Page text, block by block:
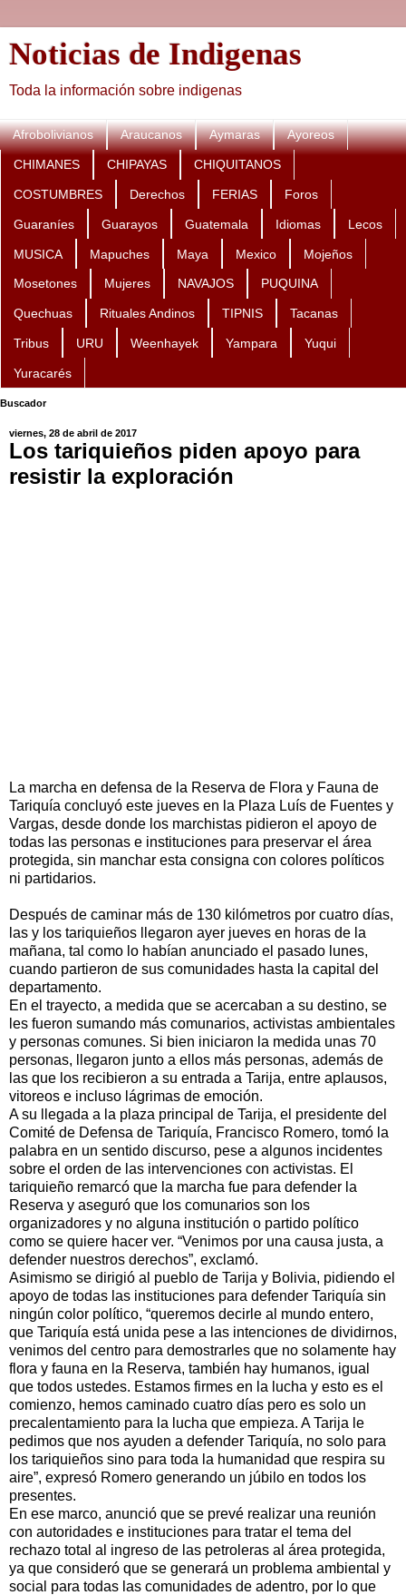
Noticias de Indigenas
Toda la información sobre indigenas
Afrobolivianos Araucanos Aymaras Ayoreos
CHIMANES CHIPAYAS CHIQUITANOS
COSTUMBRES Derechos FERIAS Foros
Guaraníes Guarayos Guatemala Idiomas Lecos
MUSICA Mapuches Maya Mexico Mojeños
Mosetones Mujeres NAVAJOS PUQUINA
Quechuas Rituales Andinos TIPNIS Tacanas
Tribus URU Weenhayek Yampara Yuqui
Yuracarés
Buscador
viernes, 28 de abril de 2017
Los tariquieños piden apoyo para
resistir la exploración
La marcha en defensa de la Reserva de Flora y Fauna de
Tariquía concluyó este jueves en la Plaza Luís de Fuentes y
Vargas, desde donde los marchistas pidieron el apoyo de
todas las personas e instituciones para preservar el área
protegida, sin manchar esta consigna con colores políticos
ni partidarios.
Después de caminar más de 130 kilómetros por cuatro días,
las y los tariquieños llegaron ayer jueves en horas de la
mañana, tal como lo habían anunciado el pasado lunes,
cuando partieron de sus comunidades hasta la capital del
departamento.
En el trayecto, a medida que se acercaban a su destino, se
les fueron sumando más comunarios, activistas ambientales
y personas comunes. Si bien iniciaron la medida unas 70
personas, llegaron junto a ellos más personas, además de
las que los recibieron a su entrada a Tarija, entre aplausos,
vitoreos e incluso lágrimas de emoción.
A su llegada a la plaza principal de Tarija, el presidente del
Comité de Defensa de Tariquía, Francisco Romero, tomó la
palabra en un sentido discurso, pese a algunos incidentes
sobre el orden de las intervenciones con activistas. El
tariquieño remarcó que la marcha fue para defender la
Reserva y aseguró que los comunarios son los
organizadores y no alguna institución o partido político
como se quiere hacer ver. “Venimos por una causa justa, a
defender nuestros derechos”, exclamó.
Asimismo se dirigió al pueblo de Tarija y Bolivia, pidiendo el
apoyo de todas las instituciones para defender Tariquía sin
ningún color político, “queremos decirle al mundo entero,
que Tariquía está unida pese a las intenciones de dividirnos,
venimos del centro para demostrarles que no solamente hay
flora y fauna en la Reserva, también hay humanos, igual
que todos ustedes. Estamos firmes en la lucha y esto es el
comienzo, hemos caminado cuatro días pero es solo un
precalentamiento para la lucha que empieza. A Tarija le
pedimos que nos ayuden a defender Tariquía, no solo para
los tariquieños sino para toda la humanidad que respira su
aire”, expresó Romero generando un júbilo en todos los
presentes.
En ese marco, anunció que se prevé realizar una reunión
con autoridades e instituciones para tratar el tema del
rechazo total al ingreso de las petroleras al área protegida,
ya que consideró que se generará un problema ambiental y
social para todas las comunidades de adentro, por lo que